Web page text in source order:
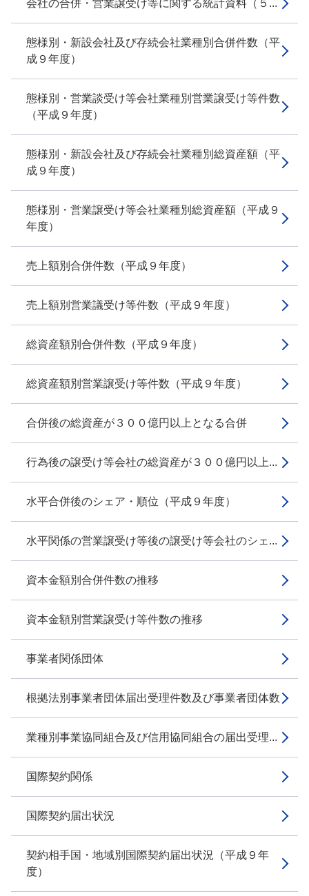
会社の合併・営業譲受け等に関する統計資料（５...
態様別・新設会社及び存続会社業種別合併件数（平
成９年度）
態様別・営業談受け等会社業種別営業譲受け等件数
（平成９年度）
態様別・新設会社及び存続会社業種別総資産額（平
成９年度）
態様別・営業譲受け等会社業種別総資産額（平成９
年度）
売上額別合併件数（平成９年度）
売上額別営業議受け等件数（平成９年度）
総資産額別合併件数（平成９年度）
総資産額別営業譲受け等件数（平成９年度）
合併後の総資産が３００億円以上となる合併
行為後の譲受け等会社の総資産が３００億円以上...
水平合併後のシェア・順位（平成９年度）
水平関係の営業譲受け等後の譲受け等会社のシェ...
資本金額別合併件数の推移
資本金額別営業譲受け等件数の推移
事業者関係団体
根拠法別事業者団体届出受理件数及び事業者団体数
業種別事業協同組合及び信用協同組合の届出受理...
国際契約関係
国際契約届出状況
契約相手国・地域別国際契約届出状況（平成９年
度）